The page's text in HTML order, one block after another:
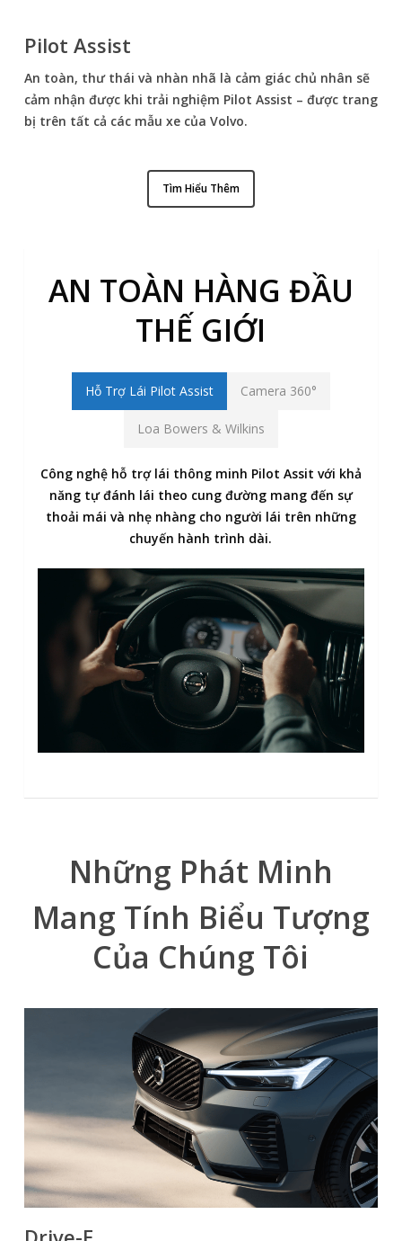
Pilot Assist
An toàn, thư thái và nhàn nhã là cảm giác chủ nhân sẽ
cảm nhận được khi trải nghiệm Pilot Assist – được trang
bị trên tất cả các mẫu xe của Volvo.
Tìm Hiểu Thêm
AN TOÀN HÀNG ĐẦU
THẾ GIỚI
Hỗ Trợ Lái Pilot Assist Camera 360°
Loa Bowers & Wilkins
Công nghệ hỗ trợ lái thông minh Pilot Assit với khả
năng tự đánh lái theo cung đường mang đến sự
thoải mái và nhẹ nhàng cho người lái trên những
chuyến hành trình dài.
Những Phát Minh
Mang Tính Biểu Tượng
Của Chúng Tôi